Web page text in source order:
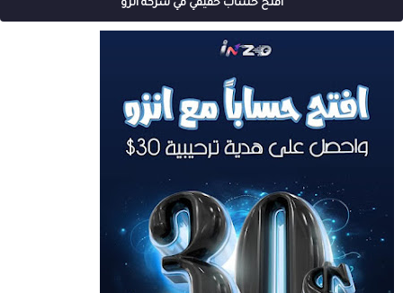
افتح حساب حقيقي في شركة انزو